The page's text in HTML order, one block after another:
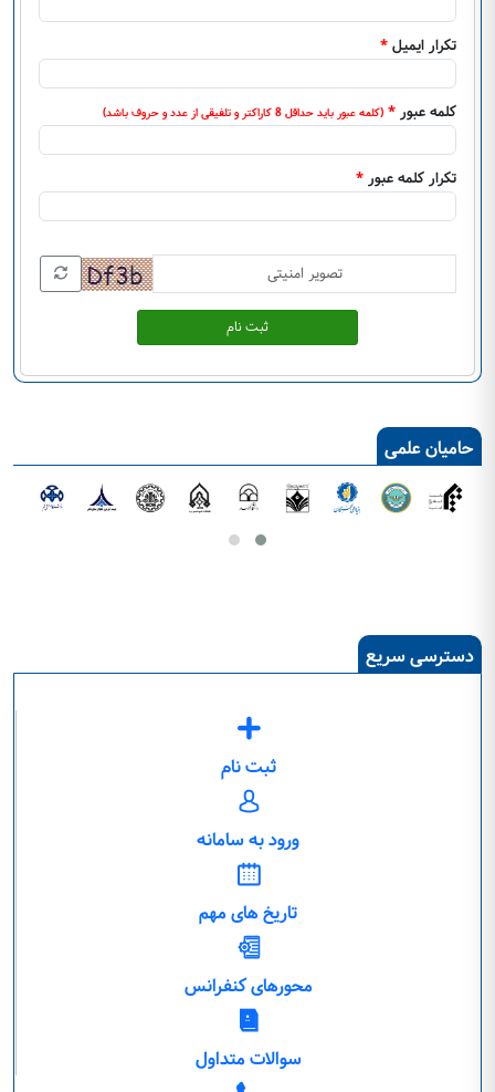
تکرار ایمیل *
کلمه عبور * (کلمه عبور باید حداقل 8 کاراکتر و تلفیقی از عدد و حروف باشد)
تکرار کلمه عبور *
ثبت نام
حامیان علمی
دسترسی سریع
ثبت نام
ورود به سامانه
تاریخ های مهم
محورهای کنفرانس
سوالات متداول